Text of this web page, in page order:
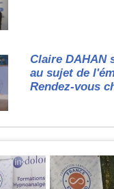
Claire DAHAN
au sujet de
Rendez-vous